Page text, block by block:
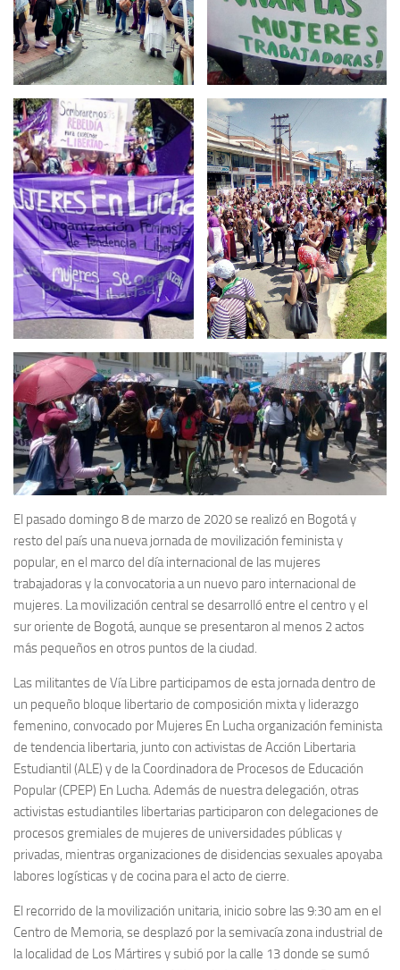
El pasado domingo 8 de marzo de 2020 se realizó en Bogotá y
resto del país una nueva jornada de movilización feminista y
popular, en el marco del día internacional de las mujeres
trabajadoras y la convocatoria a un nuevo paro internacional de
mujeres. La movilización central se desarrolló entre el centro y el
sur oriente de Bogotá, aunque se presentaron al menos 2 actos
más pequeños en otros puntos de la ciudad.
Las militantes de Vía Libre participamos de esta jornada dentro de
un pequeño bloque libertario de composición mixta y liderazgo
femenino, convocado por Mujeres En Lucha organización feminista
de tendencia libertaria, junto con activistas de Acción Libertaria
Estudiantil (ALE) y de la Coordinadora de Procesos de Educación
Popular (CPEP) En Lucha. Además de nuestra delegación, otras
activistas estudiantiles libertarias participaron con delegaciones de
procesos gremiales de mujeres de universidades públicas y
privadas, mientras organizaciones de disidencias sexuales apoyaba
labores logísticas y de cocina para el acto de cierre.
El recorrido de la movilización unitaria, inicio sobre las 9:30 am en el
Centro de Memoria, se desplazó por la semivacía zona industrial de
la localidad de Los Mártires y subió por la calle 13 donde se sumó